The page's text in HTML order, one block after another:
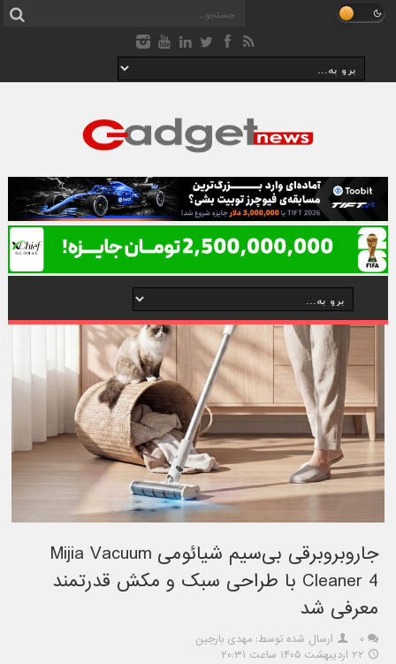
جاروبروبرقی بی‌سیم شیائومی Mijia Vacuum
Cleaner 4 با طراحی سبک و مکش قدرتمند
معرفی شد
۰
ارسال شده توسط: مهدی بارجین
۲۲ اردیبهشت ۱۴۰۵ ساعت ۲۰:۳۱